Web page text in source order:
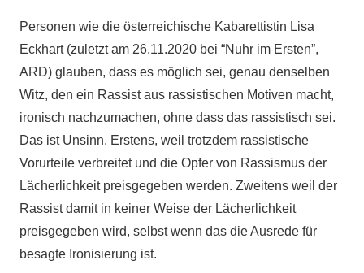
Personen wie die österreichische Kabarettistin Lisa
Eckhart (zuletzt am 26.11.2020 bei “Nuhr im Ersten”,
ARD) glauben, dass es möglich sei, genau denselben
Witz, den ein Rassist aus rassistischen Motiven macht,
ironisch nachzumachen, ohne dass das rassistisch sei.
Das ist Unsinn. Erstens, weil trotzdem rassistische
Vorurteile verbreitet und die Opfer von Rassismus der
Lächerlichkeit preisgegeben werden. Zweitens weil der
Rassist damit in keiner Weise der Lächerlichkeit
preisgegeben wird, selbst wenn das die Ausrede für
besagte Ironisierung ist.